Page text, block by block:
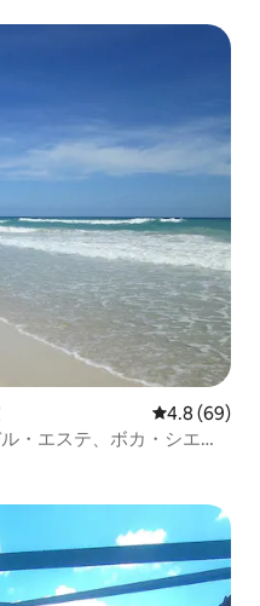
レビュー69
4.8 (69)
・エステ、ボカ・シエ